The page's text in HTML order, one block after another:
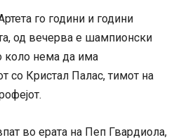
го години и години
од вечерва е шампионски
коло нема да има
со Кристал Палас, тимот на
во ерата на Пеп Гвардиола,